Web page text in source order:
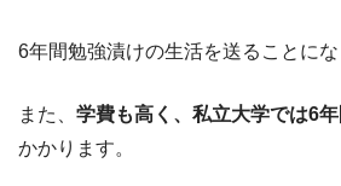
6年間勉強漬けの生活を送ることにな
また、 学費も高く、私立大学では6
かかります。